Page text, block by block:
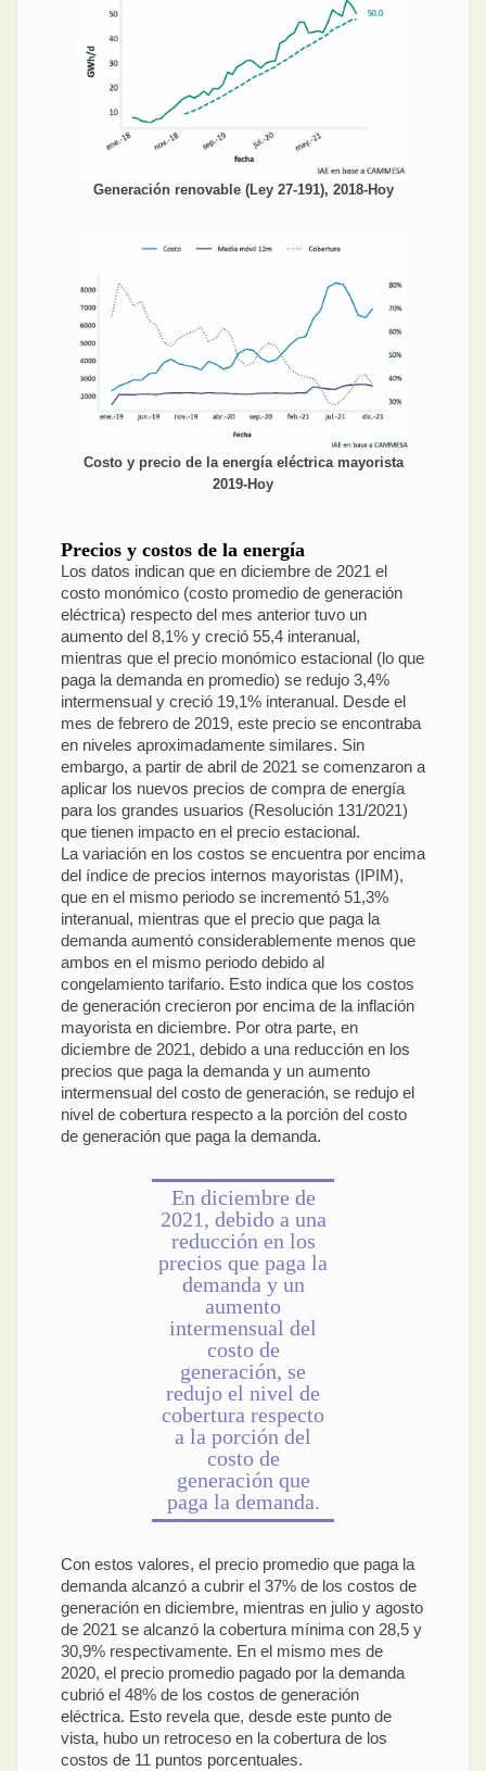
Generación renovable (Ley 27-191), 2018-Hoy
Costo y precio de la energía eléctrica mayorista
2019-Hoy
Precios y costos de la energía
Los datos indican que en diciembre de 2021 el
costo monómico (costo promedio de generación
eléctrica) respecto del mes anterior tuvo un
aumento del 8,1% y creció 55,4 interanual,
mientras que el precio monómico estacional (lo que
paga la demanda en promedio) se redujo 3,4%
intermensual y creció 19,1% interanual. Desde el
mes de febrero de 2019, este precio se encontraba
en niveles aproximadamente similares. Sin
embargo, a partir de abril de 2021 se comenzaron a
aplicar los nuevos precios de compra de energía
para los grandes usuarios (Resolución 131/2021)
que tienen impacto en el precio estacional.
La variación en los costos se encuentra por encima
del índice de precios internos mayoristas (IPIM),
que en el mismo periodo se incrementó 51,3%
interanual, mientras que el precio que paga la
demanda aumentó considerablemente menos que
ambos en el mismo periodo debido al
congelamiento tarifario. Esto indica que los costos
de generación crecieron por encima de la inflación
mayorista en diciembre. Por otra parte, en
diciembre de 2021, debido a una reducción en los
precios que paga la demanda y un aumento
intermensual del costo de generación, se redujo el
nivel de cobertura respecto a la porción del costo
de generación que paga la demanda.
En diciembre de
2021, debido a una
reducción en los
precios que paga la
demanda y un
aumento
intermensual del
costo de
generación, se
redujo el nivel de
cobertura respecto
a la porción del
costo de
generación que
paga la demanda.
Con estos valores, el precio promedio que paga la
demanda alcanzó a cubrir el 37% de los costos de
generación en diciembre, mientras en julio y agosto
de 2021 se alcanzó la cobertura mínima con 28,5 y
30,9% respectivamente. En el mismo mes de
2020, el precio promedio pagado por la demanda
cubrió el 48% de los costos de generación
eléctrica. Esto revela que, desde este punto de
vista, hubo un retroceso en la cobertura de los
costos de 11 puntos porcentuales.